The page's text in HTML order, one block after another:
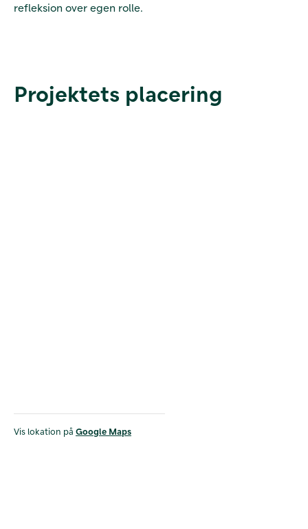
refleksion over egen rolle.
Projektets placering
Vis lokation på Google Maps